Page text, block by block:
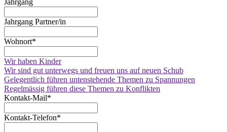
Jahrgang Partner/in
Wohnort*
Wir haben Kinder
Wir sind gut unterwegs und freuen uns auf neuen Schub
Gelegentlich führen untenstehende Themen zu Spannungen
Regelmässig führen diese Themen zu Konflikten
Kontakt-Mail*
Kontakt-Telefon*